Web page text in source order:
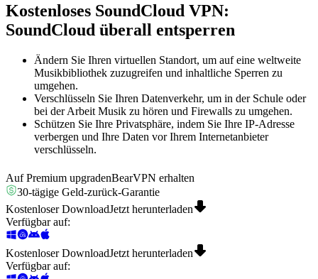
Kostenloses SoundCloud VPN:
SoundCloud überall entsperren
Ändern Sie Ihren virtuellen Standort, um auf eine weltweite
Musikbibliothek zuzugreifen und inhaltliche Sperren zu
umgehen.
Verschlüsseln Sie Ihren Datenverkehr, um in der Schule oder
bei der Arbeit Musik zu hören und Firewalls zu umgehen.
Schützen Sie Ihre Privatsphäre, indem Sie Ihre IP-Adresse
verbergen und Ihre Daten vor Ihrem Internetanbieter
verschlüsseln.
Auf Premium upgradenBearVPN erhalten
30-tägige Geld-zurück-Garantie
Kostenloser DownloadJetzt herunterladen
Verfügbar auf:
Kostenloser DownloadJetzt herunterladen
Verfügbar auf: